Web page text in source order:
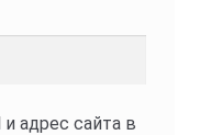
адрес сайта в